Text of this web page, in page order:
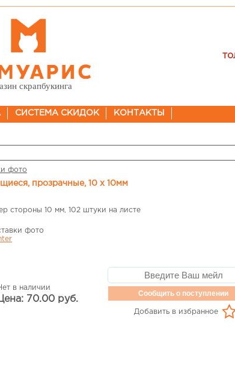
скрапбукинга
СИСТЕМА СКИДОК КОНТАКТЫ
фото
прозрачные, 10 х 10мм
стороны 10 мм, 102 штуки на листе
фото
в наличии
70.00 руб.
Сообщить о поступлении
Добавить в избранное